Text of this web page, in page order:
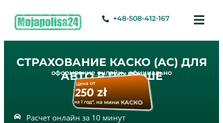
+48-508-412-167
СТРАХОВАНИЕ КАСКО (AC) ДЛЯ
АВТО В ПОЛЬШЕ
оформление онлайн • официально
Цена от
250 zł
на 1 год*, на мини КАСКО
Расчет онлайн за 10 минут